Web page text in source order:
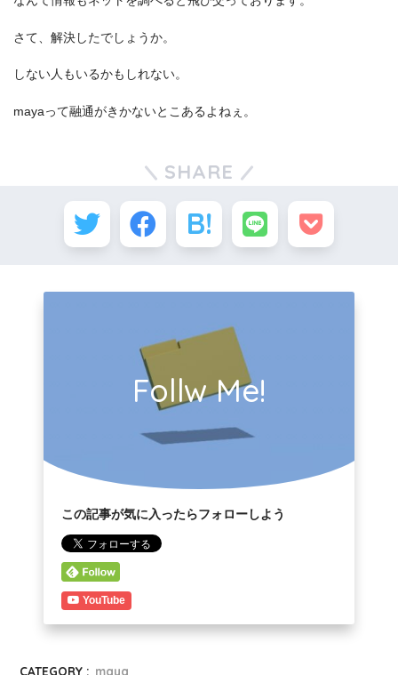
さて、解決したでしょうか。
しない人もいるかもしれない。
mayaって融通がきかないとこあるよねぇ。
SHARE
Follw Me!
この記事が気に入ったらフォローしよう
YouTube
CATEGORY : maya